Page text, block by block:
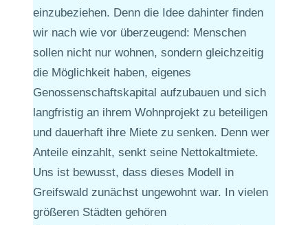
einzubeziehen. Denn die Idee dahinter finden
wir nach wie vor überzeugend: Menschen
sollen nicht nur wohnen, sondern gleichzeitig
die Möglichkeit haben, eigenes
Genossenschaftskapital aufzubauen und sich
langfristig an ihrem Wohnprojekt zu beteiligen
und dauerhaft ihre Miete zu senken. Denn wer
Anteile einzahlt, senkt seine Nettokaltmiete.
Uns ist bewusst, dass dieses Modell in
Greifswald zunächst ungewohnt war. In vielen
größeren Städten gehören